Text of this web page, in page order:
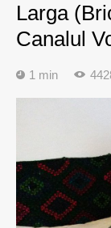
Larga
Canalul
1 min